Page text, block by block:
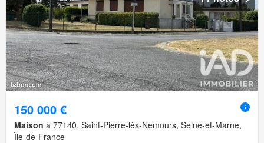
150 000 €
Maison à 77140, Saint-Pierre-lès-Nemours, Seine-et-Marne,
Île-de-France